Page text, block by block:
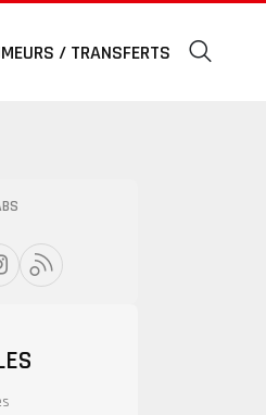
/ TRANSFERTS